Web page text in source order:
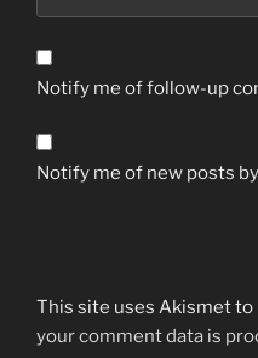
Notify me of follow-up
Notify me of new posts
This site uses Akismet to
your comment data is